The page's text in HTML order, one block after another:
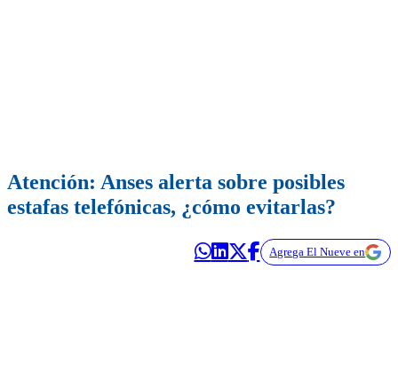
Atención: Anses alerta sobre posibles
estafas telefónicas, ¿cómo evitarlas?
Agrega El Nueve en